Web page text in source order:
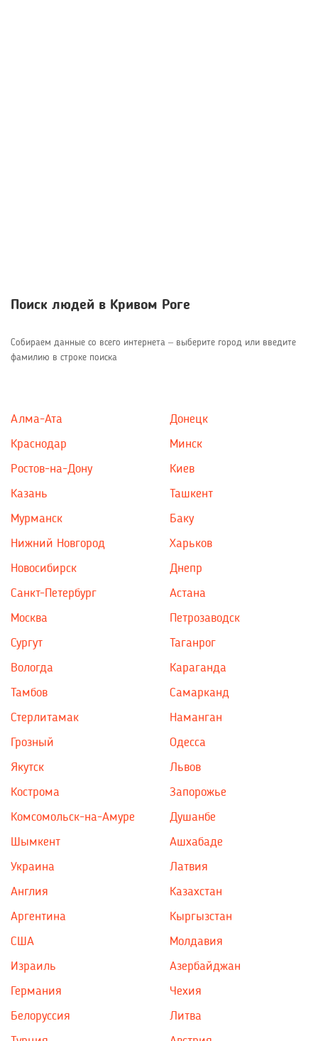
Поиск людей в Кривом Роге
Собираем данные со всего интернета – выберите город или введите
фамилию в строке поиска
Алма-Ата
Краснодар
Ростов-на-Дону
Казань
Мурманск
Нижний Новгород
Новосибирск
Санкт-Петербург
Москва
Донецк
Минск
Киев
Ташкент
Баку
Харьков
Днепр
Астана
Петрозаводск
Сургут
Вологда
Тамбов
Стерлитамак
Грозный
Якутск
Кострома
Комсомольск-на-Амуре
Шымкент
Таганрог
Караганда
Самарканд
Наманган
Одесса
Львов
Запорожье
Душанбе
Ашхабаде
Украина
Англия
Аргентина
США
Израиль
Латвия
Казахстан
Кыргызстан
Молдавия
Азербайджан
Германия
Белоруссия
Чехия
Литва